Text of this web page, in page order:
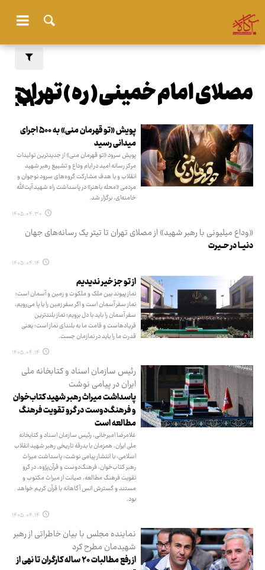
مصلای امام خمینی ( ره ) تهران
پویش «تو قهرمان منی» به ۵۰۰ اجرای
میدانی رسید
پویش سرود «تو قهرمان منی» از جدیدترین تولیدات
مرکز رسانه امید در ایام وداع و تشییع رهبر شهید
انقلاب و با هدف مشارکت گروه‌های سرود نوجوان و
مردمی «محله باهنر» در پاسداشت راه شهید آیت‌الله
خامنه‌ای، برگزار شد.
۱۴۰۵.۰۴.۳۰
«وداع میلیونی با رهبر شهید» از مصلای تهران تا تیتر یک رسانه‌های جهان
دنیــا در حــیرت
۱۴۰۵.۰۴.۱۴
از تو جز خیر ندیدیم
نماز پیوند بین ملک و ملکوت و زمین و آسمان است؛
نماز سفر آسمان است و اگر سفر زمین را با پا می‌رویم،
سفر آسمان را باید با دل برویم؛ نماز بلندترین
فریادهاست و قامت ما به بلندای نماز است؛ یعنی
قدرت ما را باید در نمازمان جست.
۱۴۰۵.۰۴.۱۴
رئیس سازمان اسناد و کتابخانه ملی
ایران در پیامی نوشت
پاسداشت میراث رهبر شهید کتاب‌خوان
و فرهنگ‌دوست در گرو تقویت فرهنگ
مطالعه است
غلامرضا امیرخانی، رئیس سازمان اسناد و کتابخانه
ملی ایران، همزمان با بدرقه تاریخی رهبر شهید انقلاب
اسلامی، با انتشار پیامی نوشت: پاسداشت میراث
رهبر کتاب‌خوان، فرهنگ‌دوست و قرآن‌پژوه، در گرو
تقویت فرهنگ مطالعه، صیانت از میراث مکتوب و
مستند و گسترش انس آگاهانه با قرآن کریم خواهد
بود.
۱۴۰۵.۰۴.۱۴
نماینده مجلس با بیان خاطراتی از رهبر
شهیدمان مطرح کرد
از رفع مطالبات ۲۰ ساله کارگران تا نهی از